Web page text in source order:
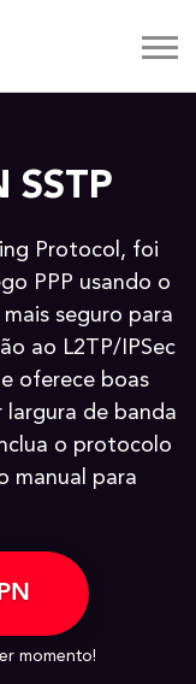
SSTP
Protocol, foi
PPP usando o
seguro para
ao L2TP/IPSec
oferece boas
largura de banda
o protocolo
manual para
momento!